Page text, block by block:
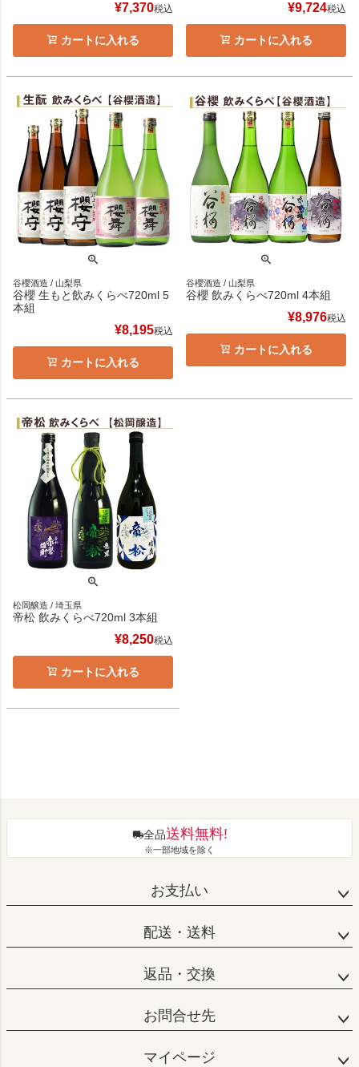
¥7,370税込
カートに入れる
¥9,724税込
カートに入れる
谷櫻酒造 / 山梨県
谷櫻 生もと飲みくらべ720ml 5
本組
¥8,195税込
カートに入れる
谷櫻酒造 / 山梨県
谷櫻 飲みくらべ720ml 4本組
¥8,976税込
カートに入れる
松岡醸造 / 埼玉県
帝松 飲みくらべ720ml 3本組
¥8,250税込
カートに入れる
全品送料無料!
※一部地域を除く
お支払い
配送・送料
返品・交換
お問合せ先
マイページ